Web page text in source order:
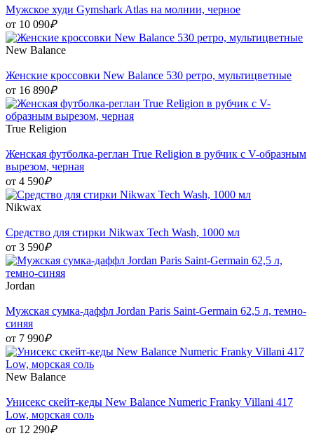
Мужское худи Gymshark Atlas на молнии, черное
от 10 090₽
New Balance
Женские кроссовки New Balance 530 ретро, мультицветные
от 16 890₽
True Religion
Женская футболка-реглан True Religion в рубчик с V-образным
вырезом, черная
от 4 590₽
Nikwax
Средство для стирки Nikwax Tech Wash, 1000 мл
от 3 590₽
Jordan
Мужская сумка-даффл Jordan Paris Saint-Germain 62,5 л, темно-
синяя
от 7 990₽
New Balance
Унисекс скейт-кеды New Balance Numeric Franky Villani 417
Low, морская соль
от 12 290₽